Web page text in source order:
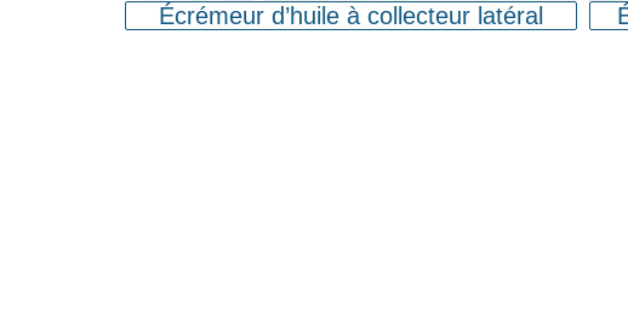
Écrémeur d’huile à collecteur latéral